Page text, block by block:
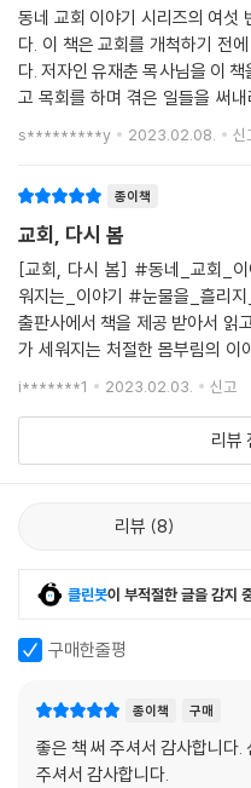
프랑스의 세계적인 정복자였던
arte)도 전투에서 패배할 때가 있
에서 패배한 나폴레옹은 지쳐 있
장의 무기는 아직 손안에 있다.
상황에서도 ‘희망’이라는 히든
현실 교회의 상황은 낙심과 절망
는 새로운 돌파구가 보이지 않아
다시 눈을 들어 교회를 바라보면
일 수밖에 없습니다. 예수 그리스
다. 교회와 관련된 책을 쓰는 것은
냈습니다. 아무것도 내세울 것
하셔서 주님의 교회를 세워 가게
부분은 공개하기 꺼려지는 부분
들로 하여금 감화력과 영향력을
을 쓸 수는 없지만, 이 책은 나만
없는 특별함이 있습니다. 이 책
도스토옙스키(Dostoevsky)의
나 하나의 걸작을 쓸 수 있다. 자신
다는 깊은 확신을 얻기를 바라며
- 홍인표 (목사,『강아지 똥으로 그린 하
동네 교회 이야기 시리즈의 여섯
다. 이 책은 교회를 개척하기 전
다. 저자인 유재춘 목사님을 이
고 목회를 하며 겪은 일들을 써
s*********y 2023.02.08. 신
종이책
교회, 다시 봄
[교회, 다시 봄] #동네_교회_이야기_6 #유재춘지음 #한_교회가_세
워지는_이야기 #눈물을_흘리지_않
출판사에서 책을 제공 받아서 읽고 솔
가 세워지는 처절한 몸부림의 이야기! 벌써 6번째 동네 교회 이
즈이다. 나도 교회 개척을 꿈꾸고
i*******1 2023.02.03. 신고
리뷰
리뷰 8
클린봇이 부적절한 글을 감지
구매한줄평
종이책 구매
좋은 책 써 주셔서 감사합니다.
주셔서 감사합니다.